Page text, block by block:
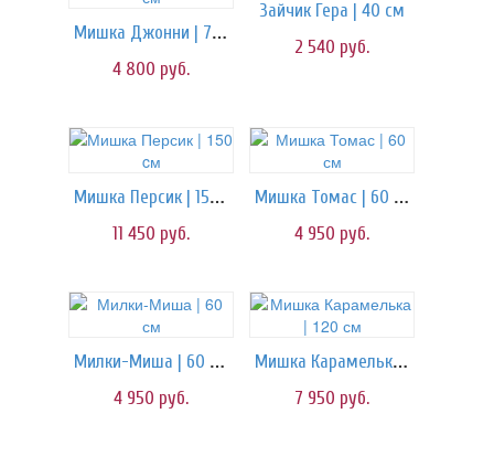
Мишка Джонни | 70 см
4 800 руб.
Зайчик Гера | 40 см
2 540 руб.
Мишка Персик | 150 cм
11 450 руб.
Мишка Томас | 60 см
4 950 руб.
Милки-Миша | 60 см
4 950 руб.
Мишка Карамелька | 120 см
7 950 руб.